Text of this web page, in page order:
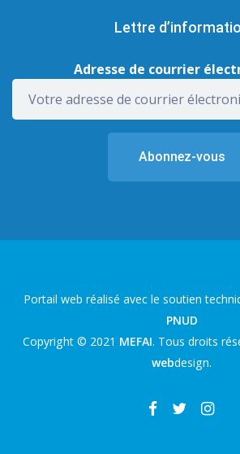
Lettre
Adresse de courrier
Portail web réalisé avec le soutien
PNUD
Copyright © 2021 MEFAI. Tous droits
webdesign.